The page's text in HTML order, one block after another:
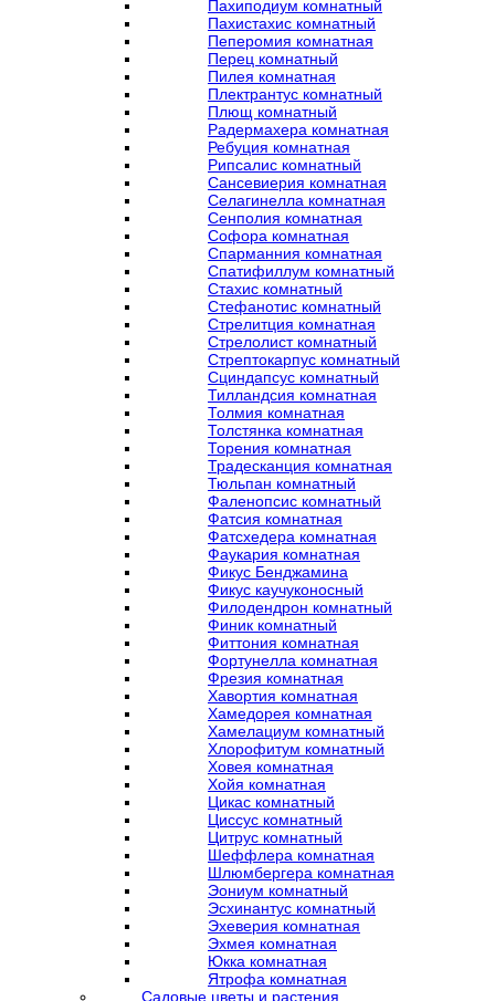
Пахиподиум комнатный
Пахистахис комнатный
Пеперомия комнатная
Перец комнатный
Пилея комнатная
Плектрантус комнатный
Плющ комнатный
Радермахера комнатная
Ребуция комнатная
Рипсалис комнатный
Сансевиерия комнатная
Селагинелла комнатная
Сенполия комнатная
Софора комнатная
Спарманния комнатная
Спатифиллум комнатный
Стахис комнатный
Стефанотис комнатный
Стрелитция комнатная
Стрелолист комнатный
Стрептокарпус комнатный
Сциндапсус комнатный
Тилландсия комнатная
Толмия комнатная
Толстянка комнатная
Торения комнатная
Традесканция комнатная
Тюльпан комнатный
Фаленопсис комнатный
Фатсия комнатная
Фатсхедера комнатная
Фаукария комнатная
Фикус Бенджамина
Фикус каучуконосный
Филодендрон комнатный
Финик комнатный
Фиттония комнатная
Фортунелла комнатная
Фрезия комнатная
Хавортия комнатная
Хамедорея комнатная
Хамелациум комнатный
Хлорофитум комнатный
Ховея комнатная
Хойя комнатная
Цикас комнатный
Циссус комнатный
Цитрус комнатный
Шеффлера комнатная
Шлюмбергера комнатная
Эониум комнатный
Эсхинантус комнатный
Эхеверия комнатная
Эхмея комнатная
Юкка комнатная
Ятрофа комнатная
Садовые цветы и растения